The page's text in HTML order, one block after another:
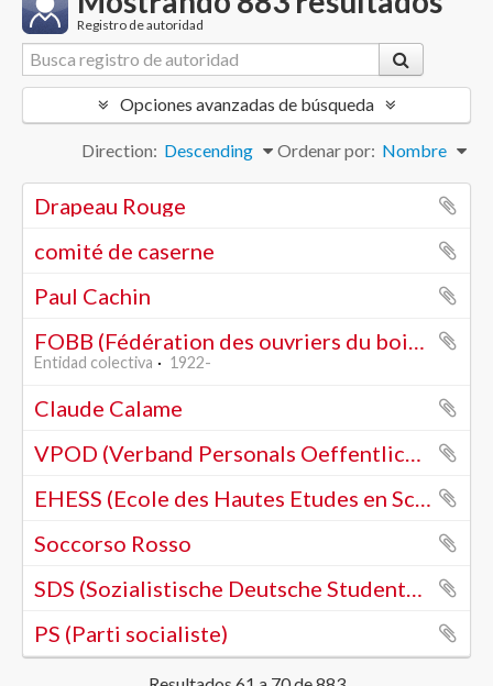
Registro de autoridad
Opciones avanzadas de búsqueda
Ordenar por: Nombre
Direction: Descending
Drapeau Rouge
comité de caserne
Paul Cachin
FOBB (Fédération des ouvriers du bois et du bâtiment)
Entidad colectiva 1922-
Claude Calame
VPOD (Verband Personals Oeffentlicher Dienste)
EHESS (Ecole des Hautes Etudes en Sciences Sociales) Paris
Soccorso Rosso
SDS (Sozialistische Deutsche Studentenbund)
PS (Parti socialiste)